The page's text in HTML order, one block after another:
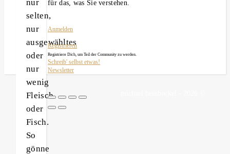
nur
selten,
nur
ausgewähltes
oder
nur
wenig
Fleisch
oder
Fisch.
So
gönne
für das, was Sie verstehen.
Anmelden
Registrieren
Registriere Dich, um Teil der Community zu werden.
Schreib' selbst etwas!
Newsletter